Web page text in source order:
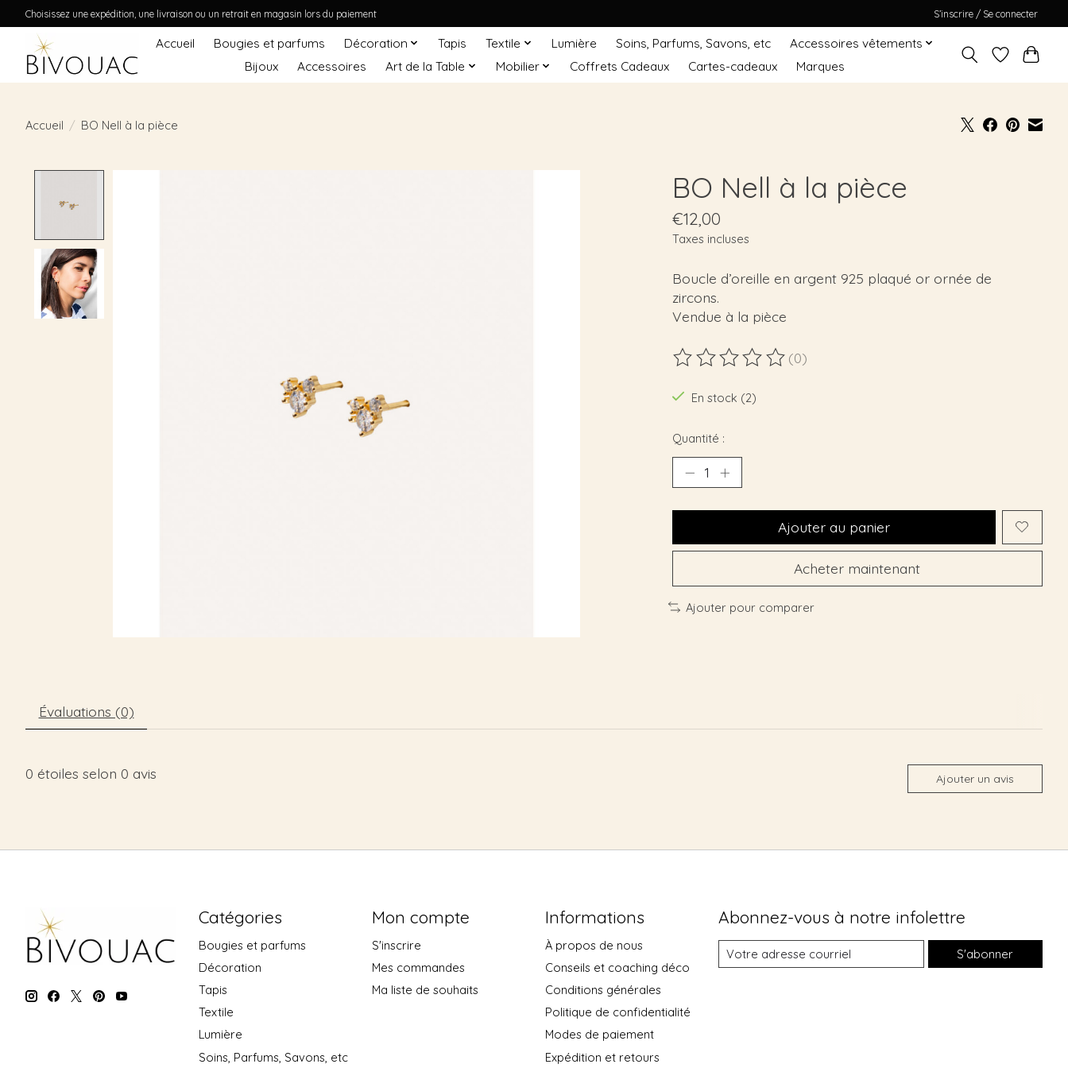
Choisissez une expédition, une livraison ou un retrait en magasin lors du paiement S’inscrire / Se connecter
Accueil Bougies et parfums Décoration Tapis Textile Lumière Soins, Parfums, Savons, etc
Accessoires vêtements
Bijoux
Accessoires Art de la Table Mobilier Coffrets Cadeaux Cartes-cadeaux Marques
Accueil / BO Nell à la pièce
BO Nell à la pièce
€12,00
Taxes incluses
Boucle d’oreille en argent 925 plaqué or ornée de
zircons.
Vendue à la pièce
Ce produit est évalué à
(0)
En stock (2)
Quantité :
Ajouter au panier
Acheter maintenant
Ajouter pour comparer
Évaluations (0)
0 étoiles selon 0 avis Ajouter un avis
Catégories
Bougies et parfums
Décoration
Tapis
Textile
Lumière
Soins, Parfums, Savons, etc
Mon compte
S'inscrire
Mes commandes
Ma liste de souhaits
Informations
À propos de nous
Conseils et coaching déco
Conditions générales
Politique de confidentialité
Modes de paiement
Expédition et retours
Abonnez-vous à notre infolettre
S'abonner